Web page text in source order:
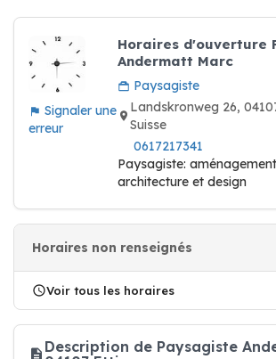
Signaler une
erreur
Horaires d'ouverture
Andermatt Marc
Paysagiste
Landskronweg 26,
Suisse
0617217341
Paysagiste:
architecture et design
Horaires non renseignés
Voir tous les horaires
Description de Paysagiste